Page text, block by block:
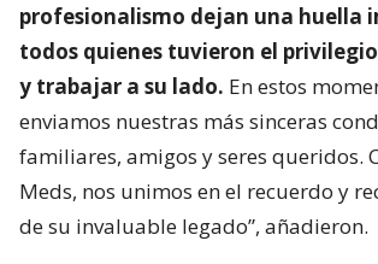
profesionalismo dejan una huella
todos quienes tuvieron el
y trabajar a su lado. En estos
enviamos nuestras más sinceras
familiares, amigos y seres queridos.
Meds, nos unimos en el recuerdo y
de su invaluable legado”, añadieron.